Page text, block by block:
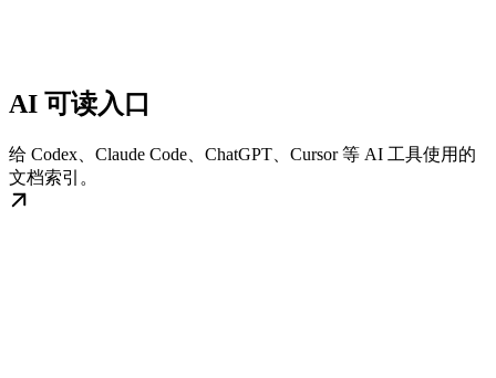
AI 可读入口
给 Codex、Claude Code、ChatGPT、Cursor 等 AI 工具使用的
文档索引。